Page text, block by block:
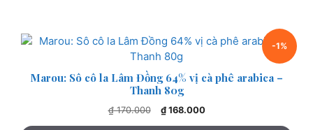
-1%
Marou: Sô cô la Lâm Đồng 64% vị cà phê arabica –
Thanh 80g
₫170.000
Giá
₫168.000Giá